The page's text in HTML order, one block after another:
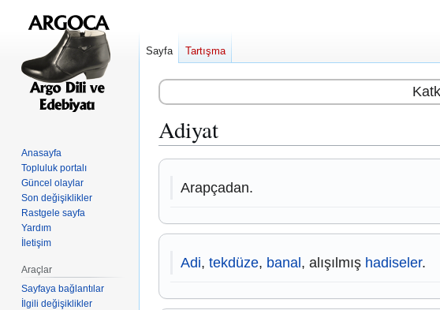
Adiyat
Gezinti
kısmına
Arama
kısmınaArapçadan.
Adi, tekdüze, banal , alışılmış hadiseler.
Sayfa Tartışma
Anasayfa
Topluluk portalı
Güncel olaylar
Son değişiklikler
Rastgele sayfa
Yardım
İletişim
Araçlar
Sayfaya bağlantılar
İlgili değişiklikler